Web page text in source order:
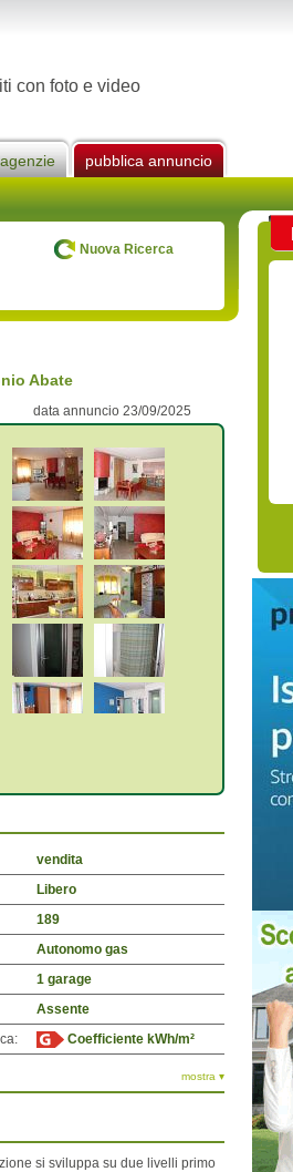
con foto e video
agenzie pubblica annuncio
Nuova Ricerca
Abate
data annuncio 23/09/2025
vendita
Libero
189
Autonomo gas
1 garage
Assente
Coefficiente kWh/m²
mostra ▾
si sviluppa su due livelli primo